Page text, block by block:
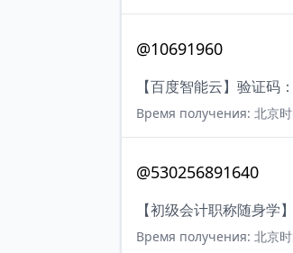
@10691960
【百度智能云】验证码
Время получения: 北京
@530256891640
【初级会计职称随身学
Время получения: 北京